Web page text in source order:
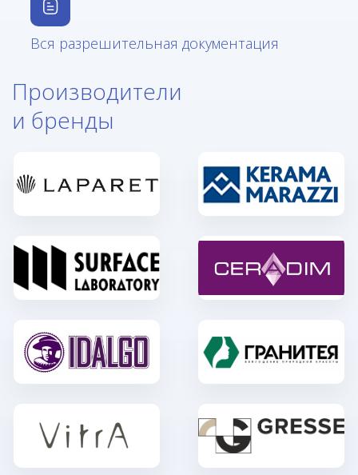
Вся разрешительная документация
Производители
и бренды